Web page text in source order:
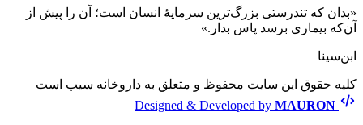
«بدان که تندرستی بزرگ‌ترین سرمایهٔ انسان است؛ آن را پیش از
آن‌که بیماری برسد پاس بدار.»
ابن‌سینا
کلیه حقوق این سایت محفوظ و متعلق به داروخانه سیب است
Designed & Developed by MAURON